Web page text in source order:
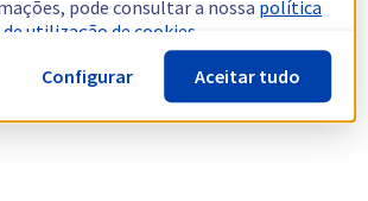
pode consultar a nossa política
utilização de cookies.
Configurar
Aceitar tudo